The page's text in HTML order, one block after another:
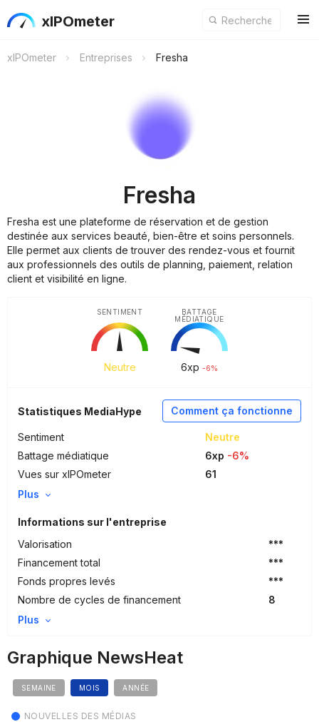
xIPOmeter
xIPOmeter Entreprises Fresha
Fresha
Fresha est une plateforme de réservation et de gestion
destinée aux services beauté, bien-être et soins personnels.
Elle permet aux clients de trouver des rendez-vous et fournit
aux professionnels des outils de planning, paiement, relation
client et visibilité en ligne.
Neutre
SENTIMENT
6xp -6%
BATTAGE
MÉDIATIQUE
Comment ça fonctionne
Statistiques MediaHype
Sentiment
Neutre
Battage médiatique
6xp -6%
Vues sur xIPOmeter
61
Plus
Informations sur l'entreprise
Valorisation
***
Financement total
***
Fonds propres levés
***
Nombre de cycles de financement
8
Plus
Graphique NewsHeat
SEMAINE MOIS ANNÉE
NOUVELLES DES MÉDIAS